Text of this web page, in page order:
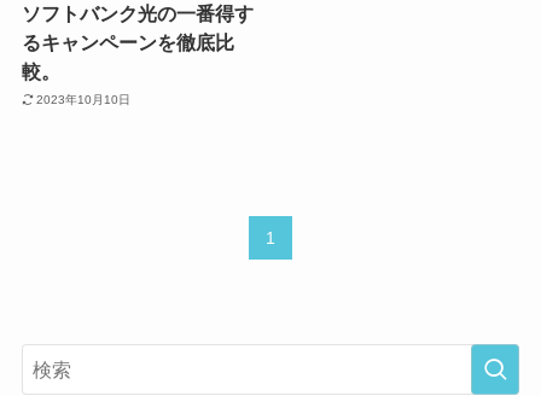
ソフトバンク光の一番得す
るキャンペーンを徹底比
較。
2023年10月10日
1